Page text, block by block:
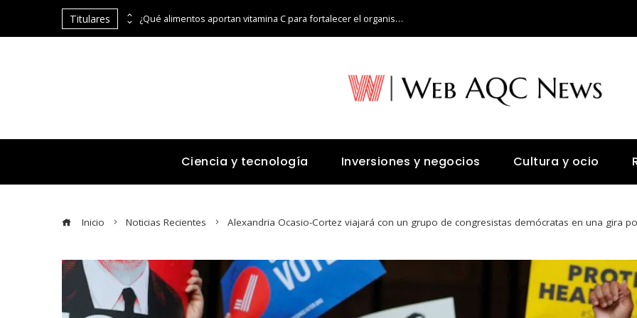
Titulares Por qué la estabilidad de precios es fundamental para la economía y el consumo en Egipto ¿Qué alimentos aportan vitamina C para fortalecer el organismo?
Ciencia y tecnología Inversiones y negocios Cultura y ocio
Inicio Noticias Recientes Alexandria Ocasio-Cortez viajará con un grupo de congresistas demócratas en una gira